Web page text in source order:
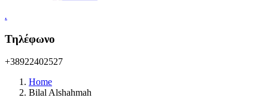
.
Τηλέφωνο
+38922402527
Home
Bilal Alshahmah